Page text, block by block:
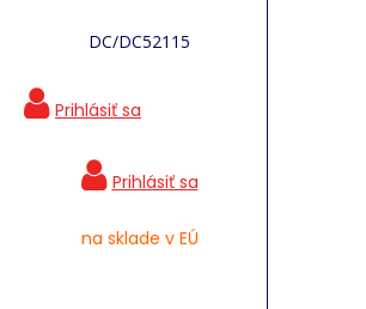
DC/DC52115
na sklade v EÚ